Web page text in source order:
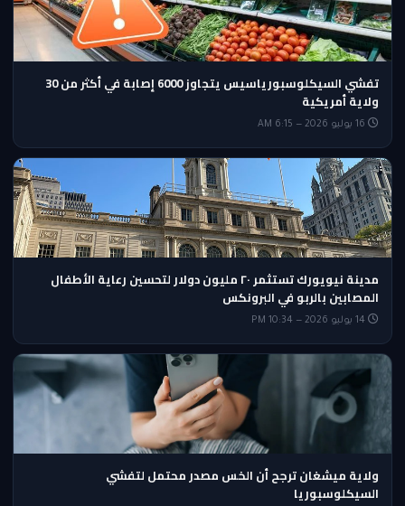
تفشي السيكلوسبورياسيس يتجاوز 6000 إصابة في أكثر من 30
ولاية أمريكية
مدينة نيويورك تستثمر ٢٠ مليون دولار لتحسين رعاية الأطفال
المصابين بالربو في البرونكس
ولاية ميشغان ترجح أن الخس مصدر محتمل لتفشي
السيكلوسبوريا